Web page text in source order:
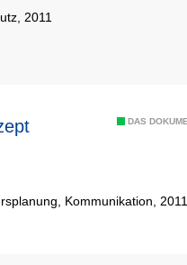
2011
DAS
Kommunikation, 2011